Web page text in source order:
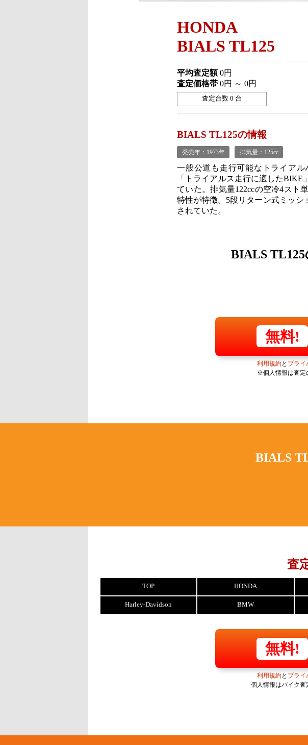
HONDA
BIALS TL125
平均査定額0円
査定価格帯 0円 ～ 0円
査定台数 0 台
BIALS TL125の情報
発売年：1973年 排気量：125cc
一般公道も走行可能なトライアル
「トライアルス走行に適した
ていた。排気量122ccの空冷4スト
特性が特徴。5段リターン式ミッシ
されていた。
BIALS TL125
無料!
利用規約と プライ
※個人情報は査定
BIALS
査
TOP HONDA
Harley-Davidson BMW
無料!
利用規約と プライ
個人情報はバイク査